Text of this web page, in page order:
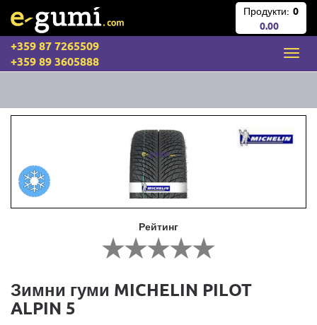
Продукти: 0
0.00
+359 87 7265509
+359 89 3605888
Рейтинг
Зимни гуми MICHELIN PILOT
ALPIN 5